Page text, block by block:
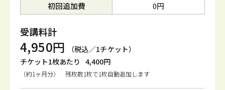
初回追加費
0円
受講料計
4,950円
（税込／1チケット）
チケット1枚あたり 4,400円
（約1ヶ月分） 残枚数1枚で1枚自動追加します